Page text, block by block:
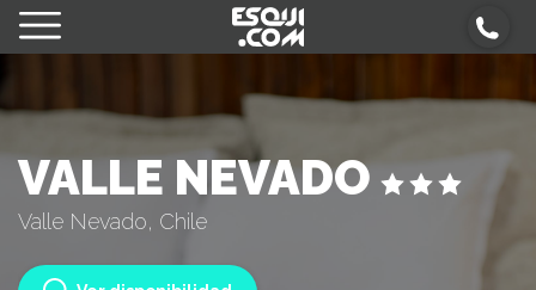
VALLE NEVADO
Valle Nevado, Chile